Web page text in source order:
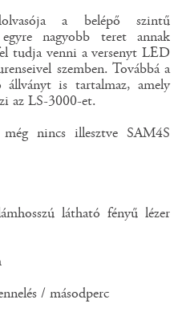
a belépő szintű
nagyobb teret annak
tudja venni a versenyt LED
szemben. Továbbá a
állványt is tartalmaz, amely
az LS-3000-et.
nincs illesztve SAM4S
látható fényű lézer
/ másodperc